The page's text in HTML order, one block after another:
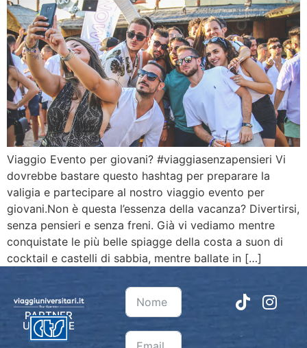
Viaggio Evento per giovani? #viaggiasenzapensieri Vi
dovrebbe bastare questo hashtag per preparare la
valigia e partecipare al nostro viaggio evento per
giovani.Non è questa l’essenza della vacanza? Divertirsi,
senza pensieri e senza freni. Già vi vediamo mentre
conquistate le più belle spiagge della costa a suon di
cocktail e castelli di sabbia, mentre ballate in […]
PARTNER
UFFICIALE